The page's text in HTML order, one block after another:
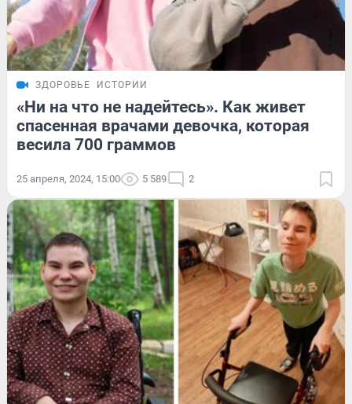
ЗДОРОВЬЕ ИСТОРИИ
«Ни на что не надейтесь». Как живет
спасенная врачами девочка, которая
весила 700 граммов
25 апреля, 2024, 15:00 5 589 2